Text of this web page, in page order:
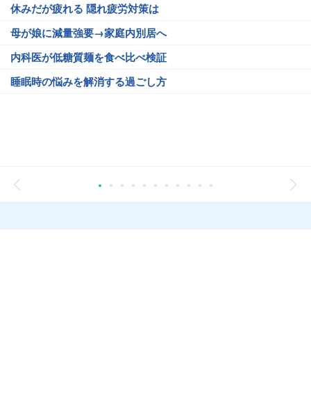
休みだが疲れる 隠れ疲労対策は
母が娘に減量強要→家庭内別居へ
内科医が低糖質麺を食べ比べ検証
睡眠時の悩みを解消する過ごし方